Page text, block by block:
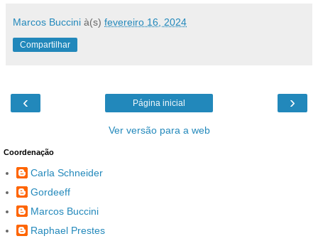
Marcos Buccini à(s) fevereiro 16, 2024
Compartilhar
‹ ›
Página inicial
Ver versão para a web
Coordenação
Carla Schneider
Gordeeff
Marcos Buccini
Raphael Prestes